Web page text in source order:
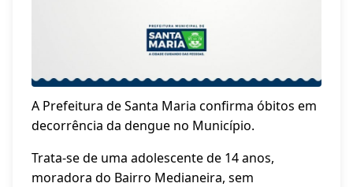
A Prefeitura de Santa Maria confirma óbitos em
decorrência da dengue no Município.
Trata-se de uma adolescente de 14 anos,
moradora do Bairro Medianeira, sem